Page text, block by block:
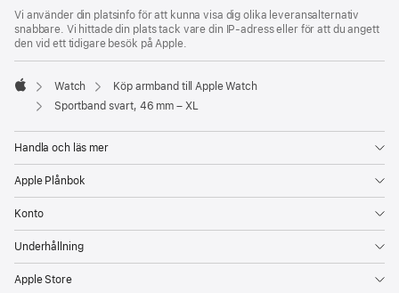
Vi använder din platsinfo för att kunna visa dig olika leveransalternativ
snabbare. Vi hittade din plats tack vare din IP-adress eller för att du angett
den vid ett tidigare besök på Apple.
Apple
Watch
Köp armband till Apple Watch
Sportband svart, 46 mm – XL
Handla och läs mer
Apple Plånbok
Konto
Underhållning
Apple Store